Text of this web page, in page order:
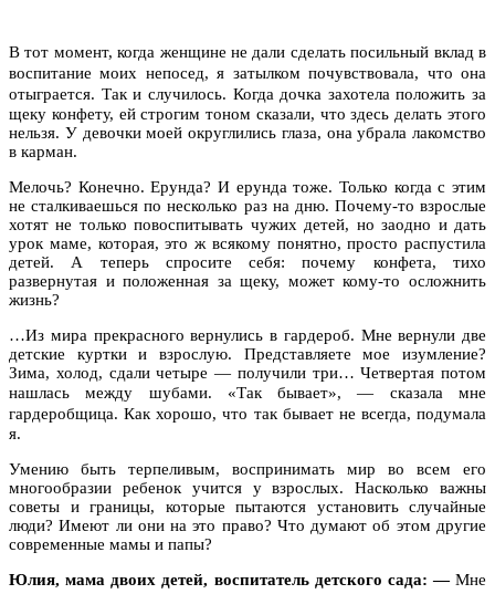
В тот момент, когда женщине не дали сделать посильный вклад в
воспитание моих непосед, я затылком почувствовала, что она
отыграется. Так и случилось. Когда дочка захотела положить за
щеку конфету, ей строгим тоном сказали, что здесь делать этого
нельзя. У девочки моей округлились глаза, она убрала лакомство
в карман.
Мелочь? Конечно. Ерунда? И ерунда тоже. Только когда с этим
не сталкиваешься по несколько раз на дню. Почему-то взрослые
хотят не только повоспитывать чужих детей, но заодно и дать
урок маме, которая, это ж всякому понятно, просто распустила
детей. А теперь спросите себя: почему конфета, тихо
развернутая и положенная за щеку, может кому-то осложнить
жизнь?
…Из мира прекрасного вернулись в гардероб. Мне вернули две
детские куртки и взрослую. Представляете мое изумление?
Зима, холод, сдали четыре — получили три… Четвертая потом
нашлась между шубами. «Так бывает», — сказала мне
гардеробщица.Как хорошо, что так бывает не всегда, подумала
я.
Умению быть терпеливым, воспринимать мир во всем его
многообразии ребенок учится у взрослых. Насколько важны
советы и границы, которые пытаются установить случайные
люди? Имеют ли они на это право? Что думают об этом другие
современные мамы и папы?
Юлия, мама двоих детей, воспитатель детского сада: —Мне